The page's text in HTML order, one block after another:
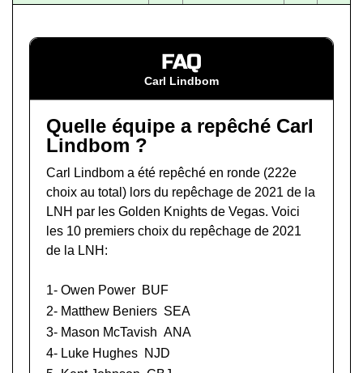
FAQ
Carl Lindbom
Quelle équipe a repêché Carl
Lindbom ?
Carl Lindbom a été repêché en ronde (222e
choix au total) lors du repêchage de 2021 de la
LNH par les Golden Knights de Vegas. Voici
les 10 premiers choix du repêchage de 2021
de la LNH:
1- Owen Power BUF
2- Matthew Beniers SEA
3- Mason McTavish ANA
4- Luke Hughes NJD